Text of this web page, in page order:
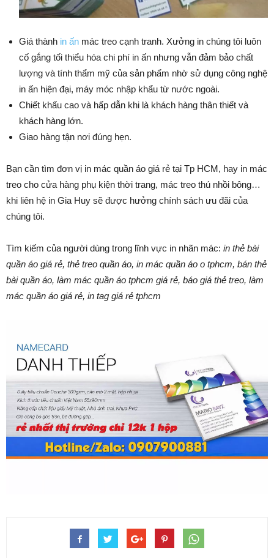
Giá thành in ấn mác treo cạnh tranh. Xưởng in chúng tôi luôn
cố gắng tối thiểu hóa chi phí in ấn nhưng vẫn đảm bảo chất
lượng và tính thẩm mỹ của sản phẩm nhờ sử dụng công nghệ
in ấn hiện đại, máy móc nhập khẩu từ nước ngoài.
Chiết khấu cao và hấp dẫn khi là khách hàng thân thiết và
khách hàng lớn.
Giao hàng tận nơi đúng hẹn.
Bạn cần tìm đơn vị in mác quần áo giá rẻ tại Tp HCM, hay in mác
treo cho cửa hàng phụ kiện thời trang, mác treo thú nhồi bông…
khi liên hệ in Gia Huy sẽ được hưởng chính sách ưu đãi của
chúng tôi.
Tìm kiếm của người dùng trong lĩnh vực in nhãn mác: in thẻ bài
quần áo giá rẻ, thẻ treo quần áo, in mác quần áo o tphcm, bán thẻ
bài quần áo, làm mác quần áo tphcm giá rẻ, báo giá thẻ treo, làm
mác quần áo giá rẻ, in tag giá rẻ tphcm